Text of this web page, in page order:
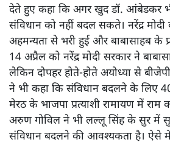
देते हुए कहा कि अगर खुद डॉ. आंबेडकर
संविधान को नहीं बदल सकते। नरेंद्र मोदी
अहमन्यता से भरी हुई और बाबासाहब के
14 अप्रैल को नरेंद्र मोदी सरकार ने
लेकिन दोपहर होते-होते अयोध्या से
ने भी कहा कि संविधान बदलने के लिए
मेरठ के भाजपा प्रत्याशी रामायण में राम
अरुण गोविल ने भी लल्लू सिंह के सुर में
संविधान बदलने की आवश्यकता है। ऐसे में